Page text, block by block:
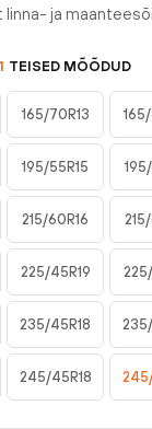
ja
TEISED MÕÕDUD
165/70R13
195/55R15
215/60R16
225/45R19
235/45R18
245/45R18